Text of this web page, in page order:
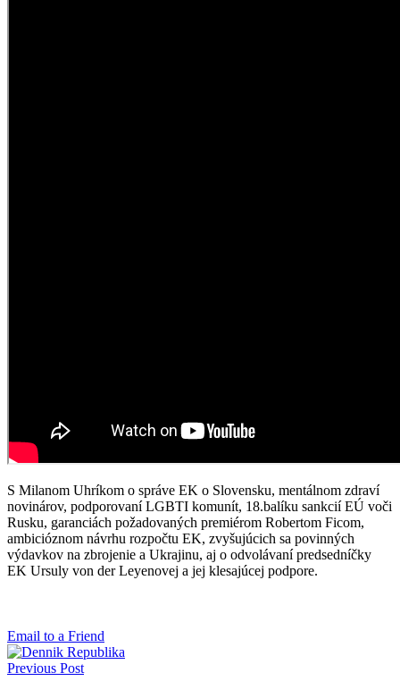
S Milanom Uhríkom o správe EK o Slovensku, mentálnom zdraví
novinárov, podporovaní LGBTI komunít, 18.balíku sankcií EÚ voči
Rusku, garanciách požadovaných premiérom Robertom Ficom,
ambicióznom návrhu rozpočtu EK, zvyšujúcich sa povinných
výdavkov na zbrojenie a Ukrajinu, aj o odvolávaní predsedníčky
EK Ursuly von der Leyenovej a jej klesajúcej podpore.
Email to a Friend
Previous Post